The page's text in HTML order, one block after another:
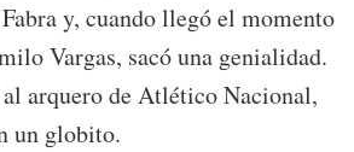
y, cuando llegó el momento
Vargas, sacó una genialidad.
arquero de Atlético Nacional,
un globito.